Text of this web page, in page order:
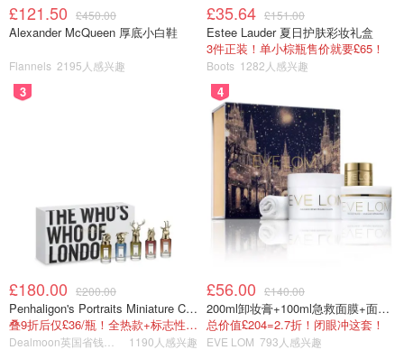
£121.50 £450.00
Alexander McQueen 厚底小白鞋
Flannels 2195人感兴趣
£35.64 £151.00
Estee Lauder 夏日护肤彩妆礼盒
3件正装！单小棕瓶售价就要£65！
Boots 1282人感兴趣
3
£180.00 £200.00
Penhaligon's Portraits Miniature Collection 香氛套装 5瓶装
叠9折后仅£36/瓶！全热款+标志性兽首头
1190人感兴趣
4
£56.00 £140.00
200ml卸妆膏+100ml急救面膜+面霜+洁颜布
总价值£204=2.7折！闭眼冲这套！
EVE LOM 793人感兴趣